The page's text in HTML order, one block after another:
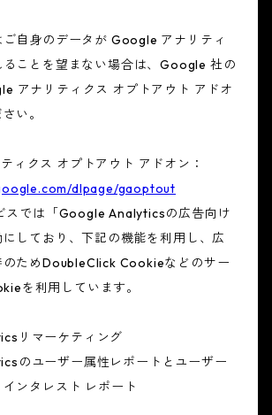
自身のデータが Google アナリティ
ることを望まない場合は、Google 社の
アナリティクス オプトアウト アドオ
い。
ィクス オプトアウト アドオン：
dlpage/gaoptout
スでは「Google Analyticsの広告向け
しており、下記の機能を利用し、広
のためDoubleClick Cookieなどのサー
を利用しています。
リマーケティング
のユーザー属性レポートとユーザー
ンタレスト レポート